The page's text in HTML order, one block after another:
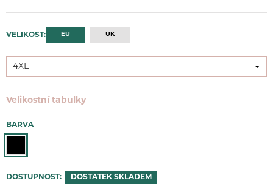
VELIKOST: EU UK
4XL
4XL
Velikostní tabulky
BARVA
DOSTUPNOST: DOSTATEK SKLADEM